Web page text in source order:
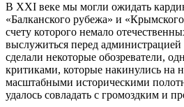
В XXI веке мы могли ожидать
«Балканского рубежа» и
счету которого немало
выслужиться перед
сделали некоторые обозреватели,
критиками, которые накинулись
масштабными историческими
удалось совладать с громоздким и